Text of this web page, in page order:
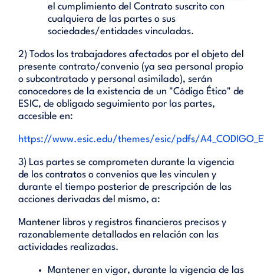
el cumplimiento del Contrato suscrito con
cualquiera de las partes o sus
sociedades/entidades vinculadas.
2) Todos los trabajadores afectados por el objeto del
presente contrato/convenio (ya sea personal propio
o subcontratado y personal asimilado), serán
conocedores de la existencia de un "Código Ético" de
ESIC, de obligado seguimiento por las partes,
accesible en:
https://www.esic.edu/themes/esic/pdfs/
3) Las partes se comprometen durante la vigencia
de los contratos o convenios que les vinculen y
durante el tiempo posterior de prescripción de las
acciones derivadas del mismo, a:
Mantener libros y registros financieros precisos y
razonablemente detallados en relación con las
actividades realizadas.
Mantener en vigor, durante la vigencia de las